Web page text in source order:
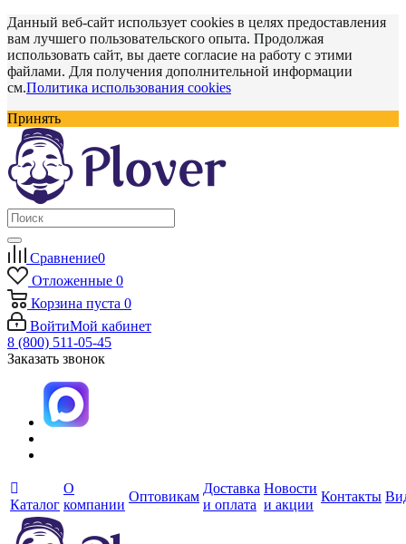
Данный веб-сайт использует cookies в целях предоставления
вам лучшего пользовательского опыта. Продолжая
использовать сайт, вы даете согласие на работу с этими
файлами. Для получения дополнительной информации
см.Политика использования cookies
Принять
Сравнение0
Отложенные 0
Корзина пуста 0
ВойтиМой кабинет
8 (800) 511-05-45
Заказать звонок
Каталог
О
компании
Оптовикам
Доставка
и оплата
Новости
и акции
Контакты